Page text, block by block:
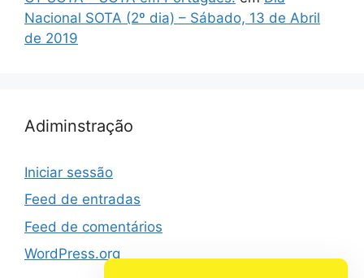
Nacional SOTA (2º dia) – Sábado, 13 de Abril
de 2019
Adiminstração
Iniciar sessão
Feed de entradas
Feed de comentários
WordPress.org